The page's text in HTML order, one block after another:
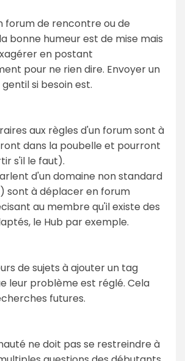
forum de rencontre ou de
bonne humeur est de mise mais
en postant
pour ne rien dire. Envoyer un
si besoin est.
aux règles d'un forum sont à
dans la poubelle et pourront
s'il le faut).
d'un domaine non standard
sont à déplacer en forum
au membre qu'il existe des
le Hub par exemple.
de sujets à ajouter un tag
leur problème est réglé. Cela
futures.
ne doit pas se restreindre à